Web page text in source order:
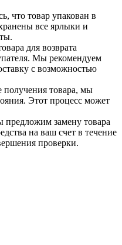
что товар упакован в
все ярлыки и
для возврата
Мы рекомендуем
с возможностью
товара, мы
Этот процесс может
замену товара
на ваш счет в течение
проверки.